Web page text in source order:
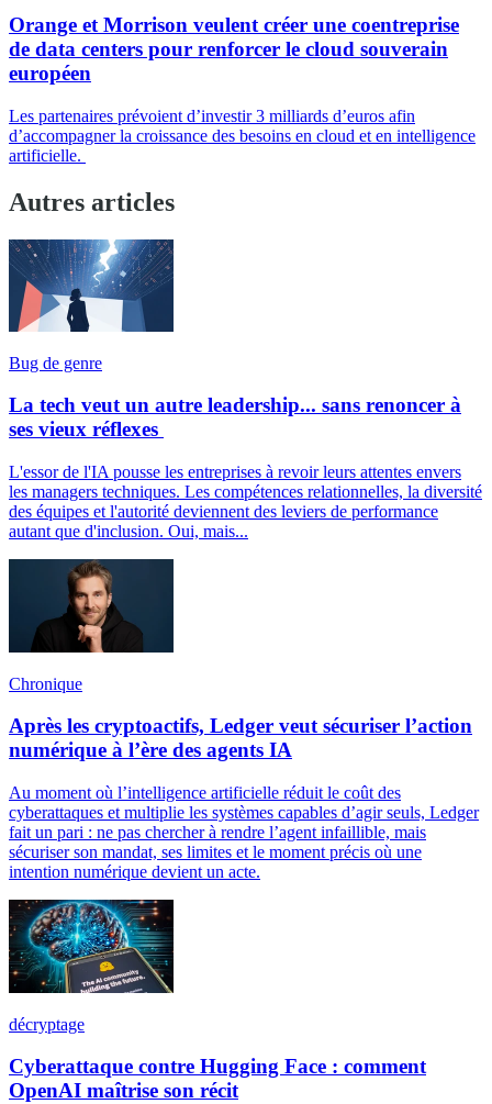
Orange et Morrison veulent créer une coentreprise
de data centers pour renforcer le cloud souverain
européen
Les partenaires prévoient d’investir 3 milliards d’euros afin
d’accompagner la croissance des besoins en cloud et en intelligence
artificielle.
Autres articles
Bug de genre
La tech veut un autre leadership... sans renoncer à
ses vieux réflexes
L'essor de l'IA pousse les entreprises à revoir leurs attentes envers
les managers techniques. Les compétences relationnelles, la diversité
des équipes et l'autorité deviennent des leviers de performance
autant que d'inclusion. Oui, mais...
Chronique
Après les cryptoactifs, Ledger veut sécuriser l’action
numérique à l’ère des agents IA
Au moment où l’intelligence artificielle réduit le coût des
cyberattaques et multiplie les systèmes capables d’agir seuls, Ledger
fait un pari : ne pas chercher à rendre l’agent infaillible, mais
sécuriser son mandat, ses limites et le moment précis où une
intention numérique devient un acte.
décryptage
Cyberattaque contre Hugging Face : comment
OpenAI maîtrise son récit